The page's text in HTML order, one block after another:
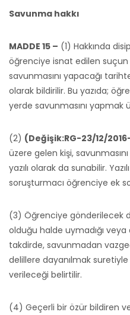
Savunma hakkı
MADDE 15 – (1) Hakkında
öğrenciye isnat edilen
savunmasını yapacağı
olarak bildirilir. Bu yazıda;
yerde savunmasını yapmak
(2) (Değişik:RG-23/12/
üzere gelen kişi,
yazılı olarak da sunabilir.
soruşturmacı öğrenciye ek
(3) Öğrenciye gönderilecek
olduğu halde uymadığı
takdirde, savunmadan
delillere dayanılmak suretiyle
verileceği belirtilir.
(4) Geçerli bir özür bildiren